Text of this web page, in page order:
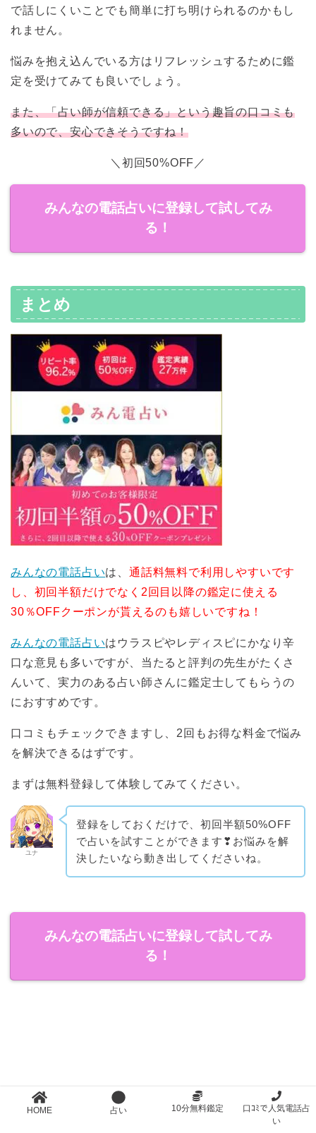
で話しにくいことでも簡単に打ち明けられるのかもし
れません。
悩みを抱え込んでいる方はリフレッシュするために鑑
定を受けてみても良いでしょう。
また、「占い師が信頼できる」という趣旨の口コミも
多いので、安心できそうですね！
＼初回50%OFF／
みんなの電話占いに登録して試してみ
る！
まとめ
みんなの電話占いは、通話料無料で利用しやすいです
し、初回半額だけでなく2回目以降の鑑定に使える
30％OFFクーポンが貰えるのも嬉しいですね！
みんなの電話占いはウラスピやレディスピにかなり辛
口な意見も多いですが、当たると評判の先生がたくさ
んいて、実力のある占い師さんに鑑定士してもらうの
におすすめです。
口コミもチェックできますし、2回もお得な料金で悩み
を解決できるはずです。
まずは無料登録して体験してみてください。
ユナ
登録をしておくだけで、初回半額50%OFF
で占いを試すことができます❣お悩みを解
決したいなら動き出してくださいね。
みんなの電話占いに登録して試してみ
る！
HOME 占い 10分無料鑑定
口ｺﾐで人気電話占
い